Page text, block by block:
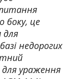
боку, це
для
недорогих
ураження